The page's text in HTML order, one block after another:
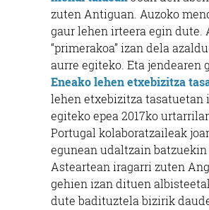
zuten Antiguan. Auzoko
gaur lehen irteera egin dute.
“primerakoa” izan dela
aurre egiteko. Eta jendearen
Eneako lehen etxebizitza
lehen etxebizitza tasatuetan
egiteko epea 2017ko
Portugal kolaboratzaileak
egunean udaltzain
Asteartean iragarri zuten
gehien izan dituen
dute badituztela bizirik